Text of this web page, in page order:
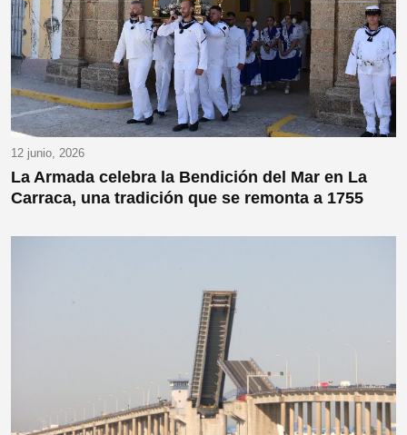
12 junio, 2026
La Armada celebra la Bendición del Mar en La
Carraca, una tradición que se remonta a 1755